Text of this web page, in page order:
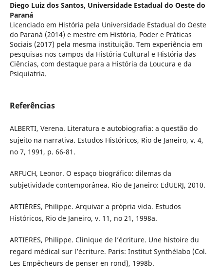
Diego Luiz dos Santos, Universidade Estadual do Oeste do
Paraná
Licenciado em História pela Universidade Estadual do Oeste
do Paraná (2014) e mestre em História, Poder e Práticas
Sociais (2017) pela mesma instituição. Tem experiência em
pesquisas nos campos da História Cultural e História das
Ciências, com destaque para a História da Loucura e da
Psiquiatria.
Referências
ALBERTI, Verena. Literatura e autobiografia: a questão do
sujeito na narrativa. Estudos Históricos, Rio de Janeiro, v. 4,
no 7, 1991, p. 66-81.
ARFUCH, Leonor. O espaço biográfico: dilemas da
subjetividade contemporânea. Rio de Janeiro: EdUERJ, 2010.
ARTIÈRES, Philippe. Arquivar a própria vida. Estudos
Históricos, Rio de Janeiro, v. 11, no 21, 1998a.
ARTIERES, Philippe. Clinique de l’écriture. Une histoire du
regard médical sur l’écriture. Paris: Institut Synthélabo (Col.
Les Empêcheurs de penser en rond), 1998b.